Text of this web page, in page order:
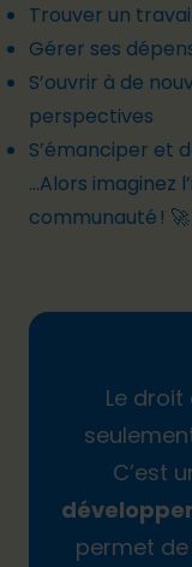
Trouver un
Gérer ses
S’ouvrir à de
perspectives
S’émanciper et
…Alors imaginez
communauté ! 🚀
Le droit
C’est
permet